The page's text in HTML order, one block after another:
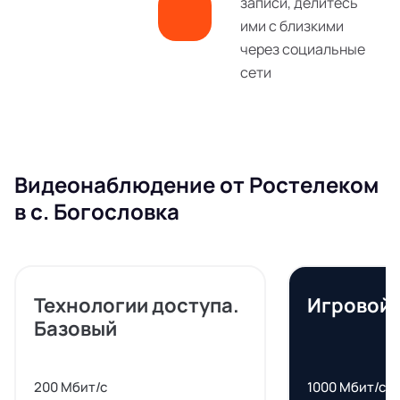
ими с близкими
через социальные
сети
Видеонаблюдение от Ростелеком
в с. Богословка
Технологии доступа.
Базовый
200 Мбит/с
Игровой
1000 Мбит/с